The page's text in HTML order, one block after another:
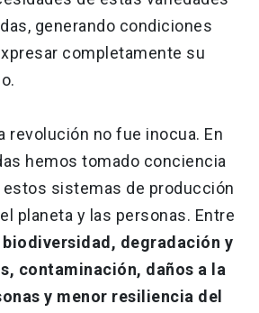
generando condiciones
completamente su
revolución no fue inocua. En
hemos tomado conciencia
estos sistemas de producción
planeta y las personas. Entre
degradación y
contaminación, daños a la
y menor resiliencia del